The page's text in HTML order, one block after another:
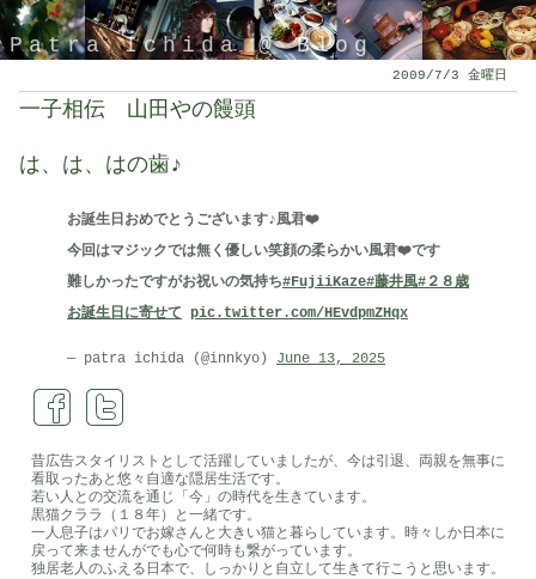
Patra Ichida @ Blog
引退したスタイリストの隠居ブログ
2009/7/3 金曜日
一子相伝 山田やの饅頭
は、は、はの歯♪
お誕生日おめでとうございます♪風君❤️
今回はマジックでは無く優しい笑顔の柔らかい風君❤️です
難しかったですがお祝いの気持ち#FujiiKaze#藤井風#２８歳
お誕生日に寄せて pic.twitter.com/HEvdpmZHqx
— patra ichida (@innkyo) June 13, 2025
昔広告スタイリストとして活躍していましたが、今は引退、両親を無事に
看取ったあと悠々自適な隠居生活です。
若い人との交流を通じ「今」の時代を生きています。
黒猫クララ（１８年）と一緒です。
一人息子はパリでお嫁さんと大きい猫と暮らしています。時々しか日本に
戻って来ませんがでも心で何時も繋がっています。
独居老人のふえる日本で、しっかりと自立して生きて行こうと思います。